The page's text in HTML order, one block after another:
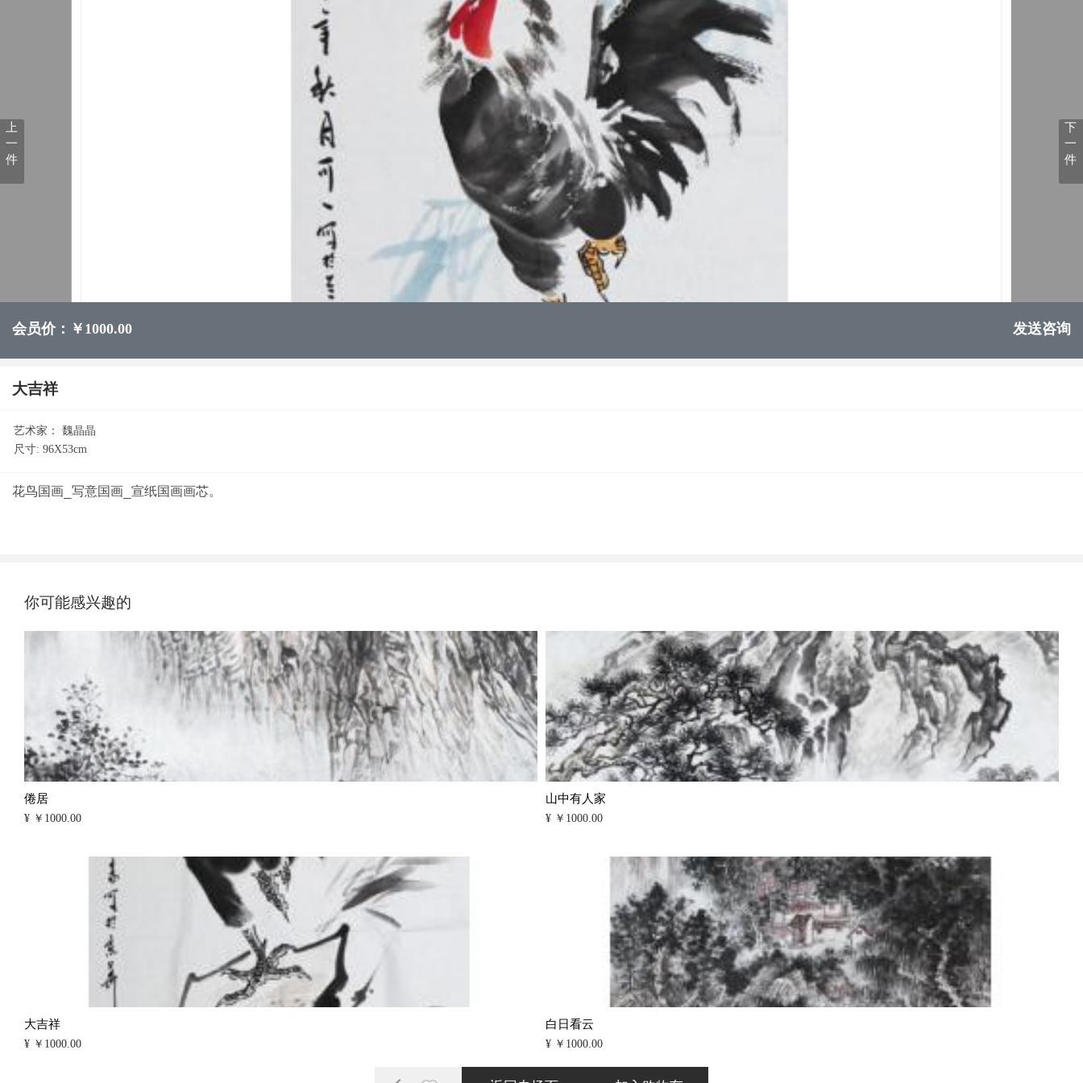
上
一
件
下
一
件
会员价：￥1000.00 发送咨询
大吉祥
艺术家：
魏晶晶
尺寸: 96X53cm
你可能感兴趣的
倦居
¥ ￥1000.00
山中有人家
¥ ￥1000.00
大吉祥
¥ ￥1000.00
白日看云
¥ ￥1000.00